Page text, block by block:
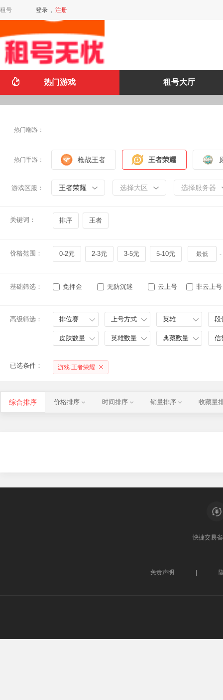
租号 登录 , 注册
热门游戏 租号大厅
热门端游：
热门手游： 枪战王者 王者荣耀
游戏区服： 王者荣耀 选择大区 选择服务器
关键词： 排序 王者
价格范围： 0-2元 2-3元 3-5元 5-10元 -
基础筛选： 免押金 无防沉迷 云上号 非云上号
高级筛选： 排位赛 上号方式 英雄 段
皮肤数量 英雄数量 典藏数量 信
已选条件： 游戏:王者荣耀
综合排序 价格排序 时间排序 销量排序 收藏量
快捷交易
免责声明